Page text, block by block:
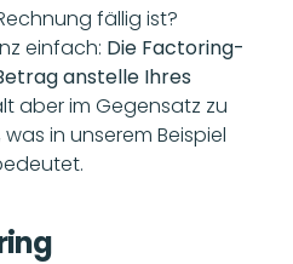
fällig ist?
einfach: Die Factoring-
anstelle Ihres
aber im Gegensatz zu
in unserem Beispiel